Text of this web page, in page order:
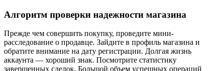
Алгоритм проверки надежности магазина
Прежде чем совершить покупку, проведите мини-
расследование о продавце. Зайдите в профиль магазина и
обратите внимание на дату регистрации. Долгая жизнь
аккаунта — хороший знак. Посмотрите статистику
завершенных сделок. Большой объем успешных операций